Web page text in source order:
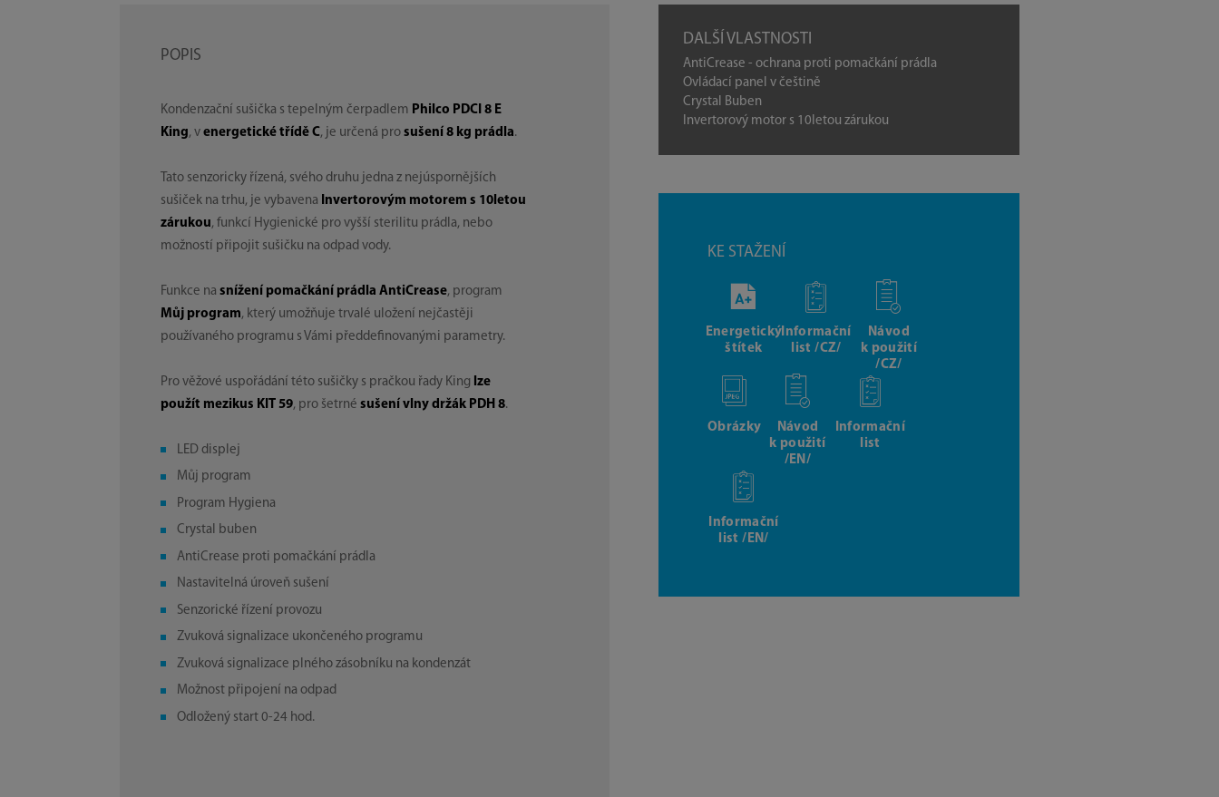
POPIS
Kondenzační sušička s tepelným čerpadlem Philco PDCI 8 E
King, venergetické třídě C, je určená prosušení 8 kg prádla.
Tato senzoricky řízená, svého druhu jedna z nejúspornějších
sušiček na trhu, je vybavena Invertorovým motorem s 10letou
zárukou, funkcí Hygienické pro vyšší sterilitu prádla, nebo
možností připojit sušičku na odpad vody.
Funkce nasnížení pomačkání prádla AntiCrease, program
Můj program, který umožňuje trvalé uložení nejčastěji
používaného programu s Vámi předdefinovanými parametry.
Pro věžové uspořádání této sušičky s pračkou řady King lze
použít mezikus KIT 59, pro šetrnésušení vlny držák PDH 8.
LED displej
Můj program
Program Hygiena
Crystal buben
AntiCrease proti pomačkání prádla
Nastavitelná úroveň sušení
Senzorické řízení provozu
Zvuková signalizace ukončeného programu
Zvuková signalizace plného zásobníku na kondenzát
Možnost připojení na odpad
Odložený start 0-24 hod.
DALŠÍ VLASTNOSTI
AntiCrease - ochrana proti pomačkání prádla
Ovládací panel v češtině
Crystal Buben
Invertorový motor s 10letou zárukou
KE STAŽENÍ
Energetický
štítek
Informační
list /CZ/
Návod
k použití
/CZ/
Obrázky
Návod
k použití
/EN/
Informační
list
Informační
list /EN/